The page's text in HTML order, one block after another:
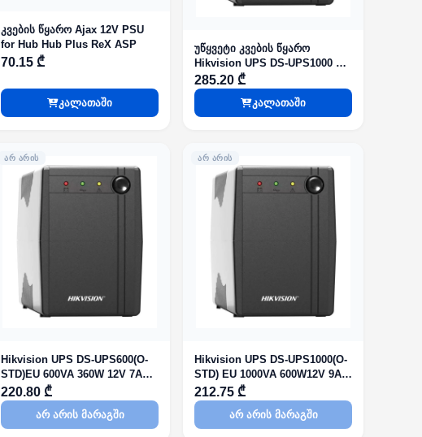
კვების წყარო Ajax 12V PSU
for Hub Hub Plus ReX ASP
70.15 ₾
კალათაში
უწყვეტი კვების წყარო
Hikvision UPS DS-UPS1000 EU
1000 VA 600 W
285.20 ₾
კალათაში
ᲐᲠ ᲐᲠᲘᲡ
Hikvision UPS DS-UPS600(O-
STD)EU 600VA 360W 12V 7Ah
Battery x1
220.80 ₾
არ არის მარაგში
ᲐᲠ ᲐᲠᲘᲡ
Hikvision UPS DS-UPS1000(O-
STD) EU 1000VA 600W12V 9Ah
Battery x1
212.75 ₾
არ არის მარაგში